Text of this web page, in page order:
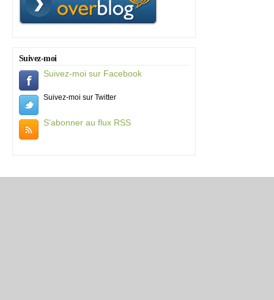
Suivez-moi
Suivez-moi sur Facebook
Suivez-moi sur Twitter
S'abonner au flux RSS